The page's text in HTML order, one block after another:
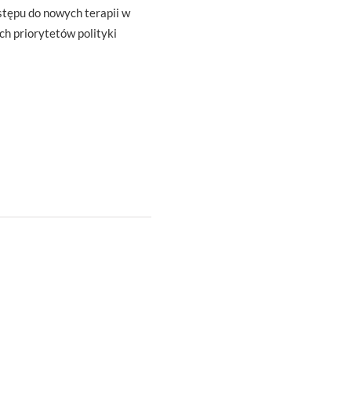
do nowych terapii w
priorytetów polityki